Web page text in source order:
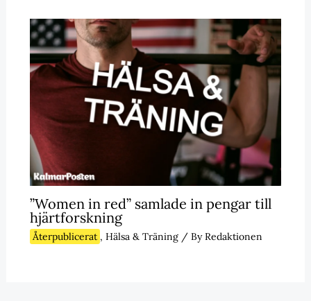
”Women in red” samlade in pengar till
hjärtforskning
Återpublicerat , Hälsa & Träning/ ByRedaktionen